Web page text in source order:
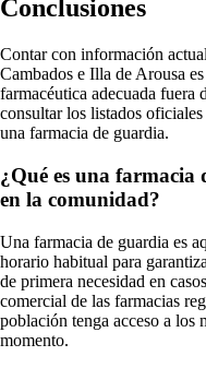
Conclusiones
Contar con información
Cambados e Illa de Arousa
farmacéutica adecuada fuera
consultar los listados
una farmacia de guardia.
¿Qué es una farmacia
en la comunidad?
Una farmacia de guardia es
horario habitual para
de primera necesidad en
comercial de las farmacias
población tenga acceso a los
momento.